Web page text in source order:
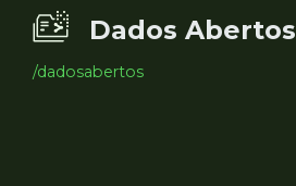
Dados Abertos
/dadosabertos